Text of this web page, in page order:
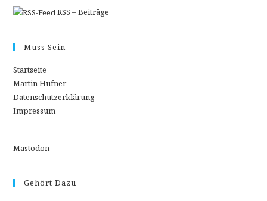
RSS – Beiträge
Muss Sein
Startseite
Martin Hufner
Datenschutzerklärung
Impressum
Mastodon
Gehört Dazu